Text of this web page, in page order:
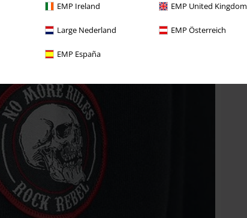
EMP Ireland EMP United Kingdom
Large Nederland EMP Österreich
EMP España